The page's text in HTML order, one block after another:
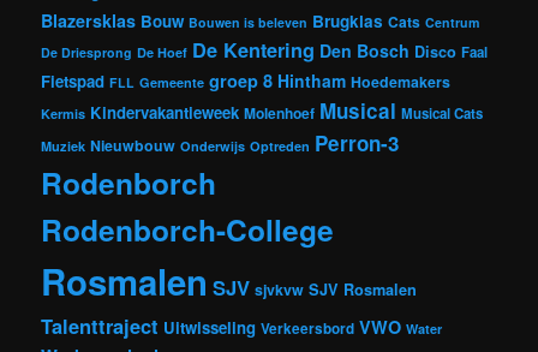
Blazersklas Bouw Bouwen is beleven Brugklas Cats Centrum
De Driesprong De Hoef De Kentering Den Bosch Disco Faal
Fietspad FLL Gemeente groep 8 Hintham Hoedemakers
Kermis Kindervakantieweek Molenhoef Musical Musical Cats
Muziek Nieuwbouw Onderwijs Optreden Perron-3
Rodenborch
Rodenborch-College
Rosmalen SJV sjvkvw SJV Rosmalen
Talenttraject Uitwisseling Verkeersbord VWO Water